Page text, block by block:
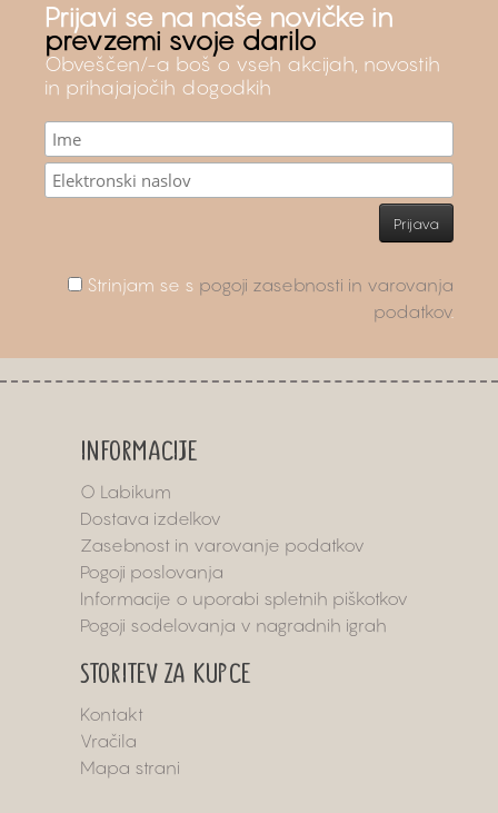
Prijavi se na naše novičke in
prevzemi svoje darilo
Obveščen/-a boš o vseh akcijah, novostih
in prihajajočih dogodkih
Strinjam se s pogoji zasebnosti in varovanja
podatkov.
INFORMACIJE
O Labikum
Dostava izdelkov
Zasebnost in varovanje podatkov
Pogoji poslovanja
Informacije o uporabi spletnih piškotkov
Pogoji sodelovanja v nagradnih igrah
STORITEV ZA KUPCE
Kontakt
Vračila
Mapa strani